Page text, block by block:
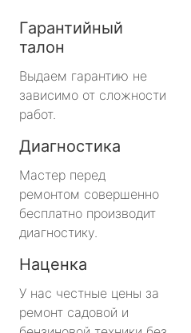
Гарантийный
талон
Выдаем гарантию не
зависимо от сложности
работ.
Диагностика
Мастер перед
ремонтом совершенно
бесплатно производит
диагностику.
Наценка
У нас честные цены за
ремонт садовой и